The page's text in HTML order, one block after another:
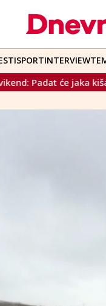
SPORTINTERVIEW
snijeg, putovanja